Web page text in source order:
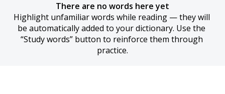
There are no words here yet
Highlight unfamiliar words while reading — they will
be automatically added to your dictionary. Use the
“Study words” button to reinforce them through
practice.